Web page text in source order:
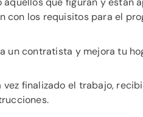
con los requisitos para el
un contratista y mejora tu
vez finalizado el trabajo,